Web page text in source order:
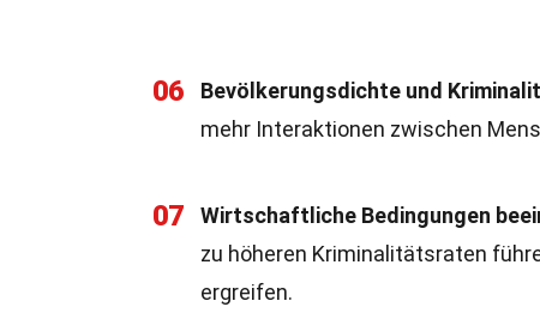
06 Bevölkerungsdichte und
mehr Interaktionen zwischen
07 Wirtschaftliche Bedingungen
zu höheren Kriminalitätsraten
ergreifen.